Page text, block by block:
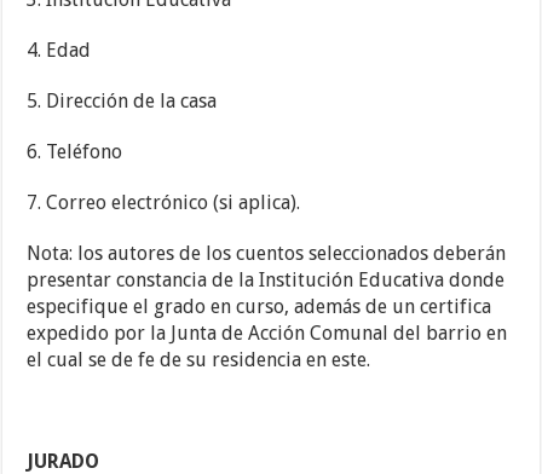
4. Edad
5. Dirección de la casa
6. Teléfono
7. Correo electrónico (si aplica).
Nota: los autores de los cuentos seleccionados deberán
presentar constancia de la Institución Educativa donde
especifique el grado en curso, además de un certifica
expedido por la Junta de Acción Comunal del barrio en
el cual se de fe de su residencia en este.
JURADO